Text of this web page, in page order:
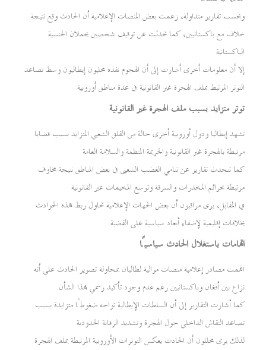
وبحسب تقارير متداولة، زعمت بعض المنصات الإعلامية أن الحادث وقع نتيجة
خلاف مع باكستانيين، كما تحدثت عن توقيف شخصين يحملان الجنسية
الباكستانية
إلا أن معلومات أخرى أشارت إلى أن الهجوم نفذه محليون إيطاليون وسط تصاعد
التوتر المرتبط بملف الهجرة غير القانونية في عدة مناطق أوروبية
توتر متزايد بسبب ملف الهجرة غير القانونية
تشهد إيطاليا ودول أوروبية أخرى حالة من القلق الشعبي المتزايد بسبب قضايا
مرتبطة بالهجرة غير القانونية والجريمة المنظمة والسلامة العامة
كما تتحدث تقارير عن تنامي الغضب الشعبي في بعض المناطق نتيجة مخاوف
مرتبطة بجرائم المخدرات والسرقة وتوسع المخيمات غير القانونية
في المقابل، يرى مراقبون أن بعض الجهات الإعلامية تحاول ربط هذه الحوادث
بخلافات إقليمية لإضفاء أبعاد سياسية على القضية
اتهامات باستغلال الحادث سياسيًا
اتهمت مصادر إعلامية منصات موالية لطالبان بمحاولة تصوير الحادث على أنه
نزاع بين أفغان وباكستانيين رغم عدم وجود تأكيد رسمي بهذا الشأن
كما أشارت التقارير إلى أن السلطات الإيطالية تواجه ضغوطًا متزايدة بسبب
تصاعد النقاش الداخلي حول الهجرة وتشديد الرقابة الحدودية
لذلك يرى محللون أن الحادث يعكس التوترات الأوروبية المرتبطة بملف الهجرة